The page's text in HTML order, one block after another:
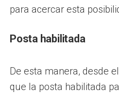
para acercar esta
Posta habilitada
De esta manera, desde
que la posta habilitada